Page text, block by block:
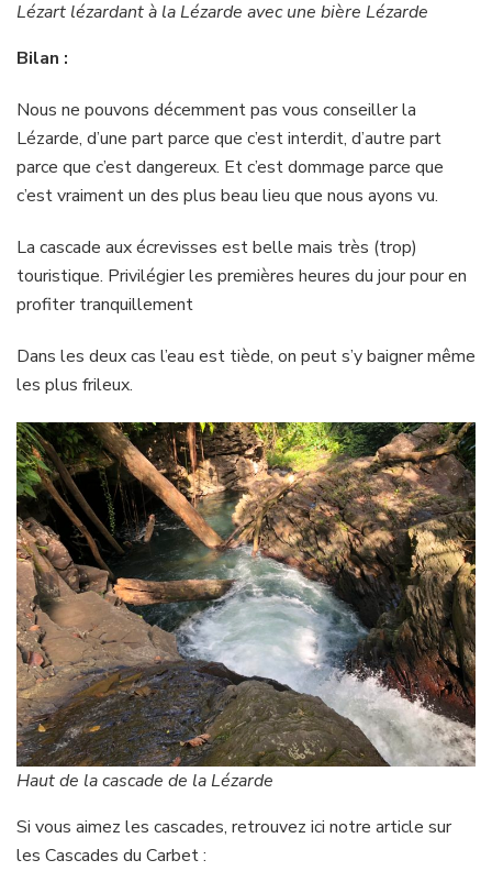
Lézart lézardant à la Lézarde avec une bière Lézarde
Bilan :
Nous ne pouvons décemment pas vous conseiller la
Lézarde, d’une part parce que c’est interdit, d’autre part
parce que c’est dangereux. Et c’est dommage parce que
c’est vraiment un des plus beau lieu que nous ayons vu.
La cascade aux écrevisses est belle mais très (trop)
touristique. Privilégier les premières heures du jour pour en
profiter tranquillement
Dans les deux cas l’eau est tiède, on peut s’y baigner même
les plus frileux.
Haut de la cascade de la Lézarde
Si vous aimez les cascades, retrouvez ici notre article sur
les Cascades du Carbet :